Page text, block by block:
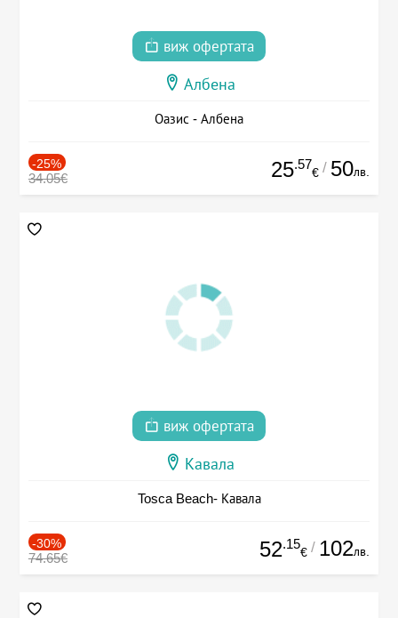
виж офертата
Албена
Оазис - Албена
-25%
34.05€ 25.57
€ / 50лв.
виж офертата
Кавала
Tosca Beach- Кавала
-30%
74.65€ 52.15
€ / 102лв.